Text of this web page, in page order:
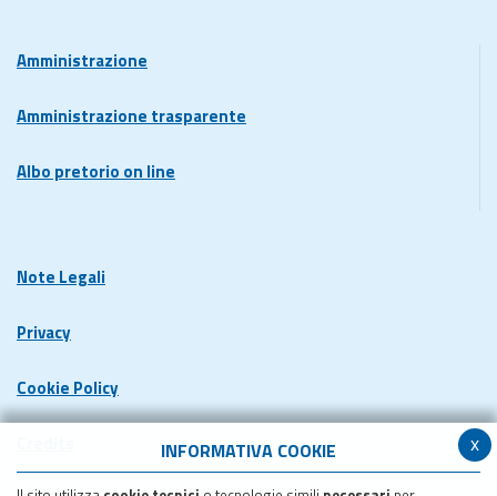
x
INFORMATIVA COOKIE
Amministrazione
Amministrazione trasparente
Albo pretorio on line
Note Legali
Privacy
Cookie Policy